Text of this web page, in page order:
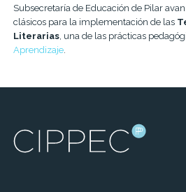
Subsecretaría de Educación de Pilar
clásicos para la implementación de las
Literarias, una de las prácticas
Aprendizaje.